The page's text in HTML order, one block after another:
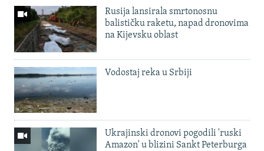
Rusija lansirala smrtonosnu
balističku raketu, napad dronovima
na Kijevsku oblast
Vodostaj reka u Srbiji
Ukrajinski dronovi pogodili 'ruski
Amazon' u blizini Sankt Peterburga